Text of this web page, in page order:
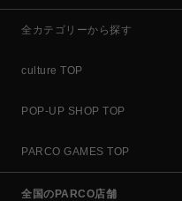
全カテゴリーから探す
culture TOP
POP-UP SHOP TOP
PARCO GAMES TOP
全国のPARCO店舗